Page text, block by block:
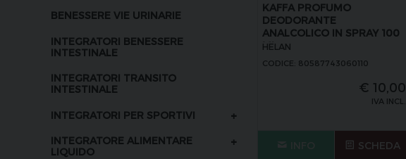
BENESSERE VIE URINARIE
INTEGRATORI BENESSERE
INTESTINALE
INTEGRATORI TRANSITO
INTESTINALE
INTEGRATORI PER SPORTIVI +
INTEGRATORE ALIMENTARE
LIQUIDO
+
KAFFA PROFUMO
DEODORANTE
ANALCOLICO IN SPRAY 100
ML
HELAN
CODICE: 80587743060110
€ 10,00
IVA INCL.
SCHEDA